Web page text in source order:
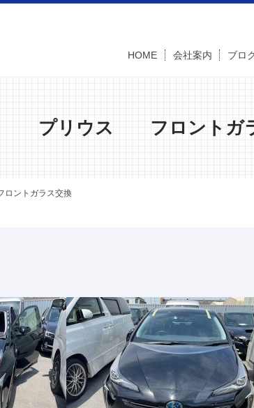
HOME 会社案内 ブロ
プリウス フロントガ
ントガラス交換